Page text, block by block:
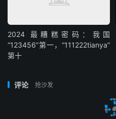
2024 最糟糕密码：我国
“123456”第一，“111222tianya”
第十
评论 抢沙发